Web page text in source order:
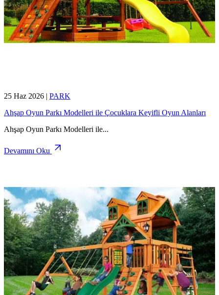
25 Haz 2026 | PARK
Ahşap Oyun Parkı Modelleri ile Çocuklara Keyifli Oyun Alanları
Ahşap Oyun Parkı Modelleri ile...
Devamını Oku